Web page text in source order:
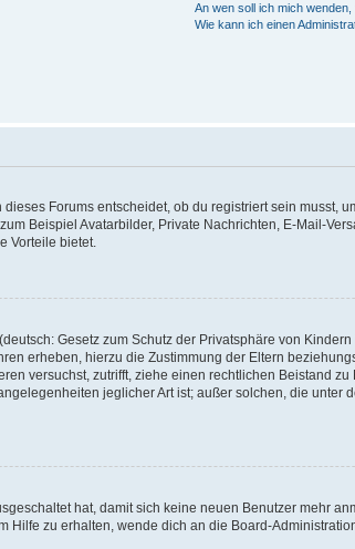
An wen soll ich mich
Wie kann ich einen
Forums entscheidet, ob du registriert sein musst,
Beispiel Avatarbilder, Private Nachrichten, E-Mail-
Vorteile bietet.
Gesetz zum Schutz der Privatsphäre von
erheben, hierzu die Zustimmung der Eltern
versuchst, zutrifft, ziehe einen rechtlichen Beistand
jeglicher Art ist; außer solchen, die unter
hat, damit sich keine neuen Benutzer mehr
Hilfe zu erhalten, wende dich an die Board-